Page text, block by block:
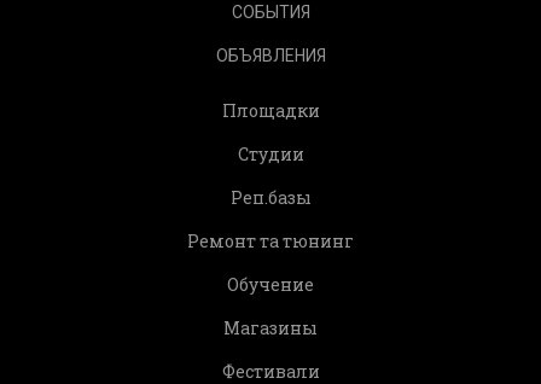
СОБЫТИЯ
ОБЪЯВЛЕНИЯ
Площадки
Студии
Реп.базы
Ремонт та тюнинг
Обучение
Магазины
Фестивали